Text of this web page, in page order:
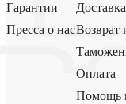
Гарантии
Пресса о нас
Доставка
Возврат
Оплата
Помощь